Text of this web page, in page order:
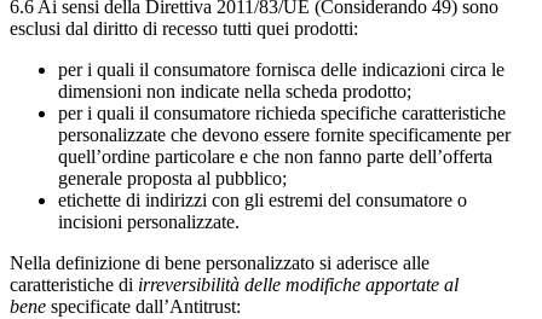
6.6 Ai sensi della Direttiva 2011/83/UE (Considerando 49) sono
esclusi dal diritto di recesso tutti quei prodotti:
per i quali il consumatore fornisca delle indicazioni circa le
dimensioni non indicate nella scheda prodotto;
per i quali il consumatore richieda specifiche caratteristiche
personalizzate che devono essere fornite specificamente per
quell’ordine particolare e che non fanno parte dell’offerta
generale proposta al pubblico;
etichette di indirizzi con gli estremi del consumatore o
incisioni personalizzate.
Nella definizione di bene personalizzato si aderisce alle
caratteristiche di irreversibilità delle modifiche apportate al
bene specificate dall’Antitrust: